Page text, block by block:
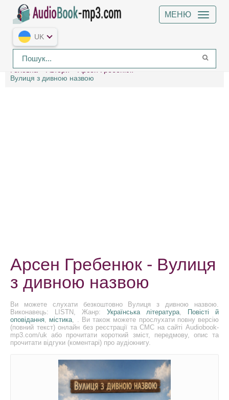
МЕНЮ
UK
Головна Автори
Арсен Гребенюк
Вулиця з дивною назвою
Арсен Гребенюк - Вулиця
з дивною назвою
Ви можете слухати безкоштовно Вулиця з дивною назвою.
Виконавець: LISTN, Жанр: Українська література,
Повісті й
оповідання, містика, . Ви також можете прослухати повну версію
(повний текст) онлайн без реєстрації та СМС на сайті Audiobook-
mp3.com/uk або прочитати короткий зміст, передмову, опис та
прочитати відгуки (коментарі) про аудіокнигу.